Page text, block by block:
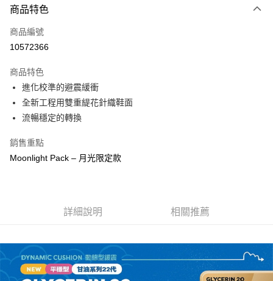
信用卡一次付款
ATM付款
運送方式
宅配
每筆NT$100，滿NT$3,500(含以上)免運費
商品特色
商品編號
10572366
商品特色
進化校準的避震緩衝
全新工程用雙重緹花針織鞋面
流暢穩定的轉換
銷售重點
Moonlight Pack – 月光限定款
詳細說明 相關推薦